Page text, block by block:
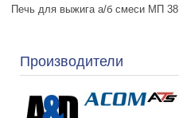
Печь для выжига а/б смеси МП 38
Производители